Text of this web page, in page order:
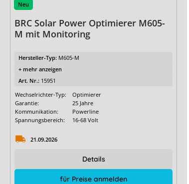
Neu
BRC Solar Power Optimierer M605-
M mit Monitoring
Hersteller-Typ: M605-M
+ mehr anzeigen
Art. Nr.: 15951
Wechselrichter-Typ:
Optimierer
Garantie:
25 Jahre
Kommunikation:
Powerline
Spannungsbereich:
16-68 Volt
21.09.2026
für Preise anmelden
Details